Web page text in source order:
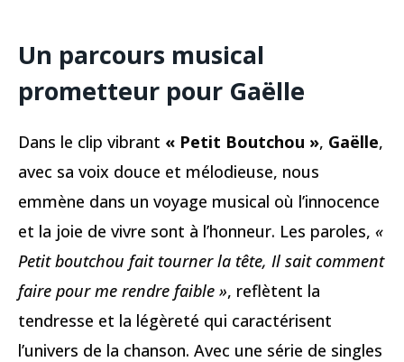
Un parcours musical
prometteur pour Gaëlle
Dans le clip vibrant « Petit Boutchou », Gaëlle,
avec sa voix douce et mélodieuse, nous
emmène dans un voyage musical où l’innocence
et la joie de vivre sont à l’honneur. Les paroles, «
Petit boutchou fait tourner la tête, Il sait comment
faire pour me rendre faible », reflètent la
tendresse et la légèreté qui caractérisent
l’univers de la chanson. Avec une série de singles